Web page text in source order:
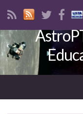
Search